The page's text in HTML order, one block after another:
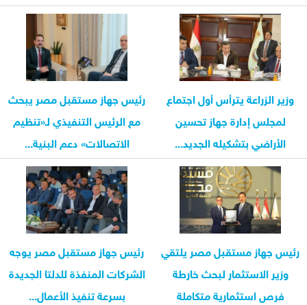
وزير الزراعة يترأس أول اجتماع
لمجلس إدارة جهاز تحسين
الأراضي بتشكيله الجديد...
رئيس جهاز مستقبل مصر يبحث
مع الرئيس التنفيذي لـ«تنظيم
الاتصالات» دعم البنية...
رئيس جهاز مستقبل مصر يلتقي
وزير الاستثمار لبحث خارطة
فرص استثمارية متكاملة
رئيس جهاز مستقبل مصر يوجه
الشركات المنفذة للدلتا الجديدة
بسرعة تنفيذ الأعمال...